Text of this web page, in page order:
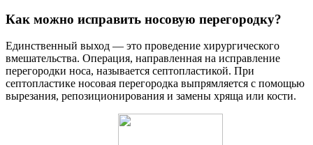
Как можно исправить носовую перегородку?
Единственный выход — это проведение хирургического
вмешательства. Операция, направленная на исправление
перегородки носа, называется септопластикой. При
септопластике носовая перегородка выпрямляется с помощью
вырезания, репозиционирования и замены хряща или кости.